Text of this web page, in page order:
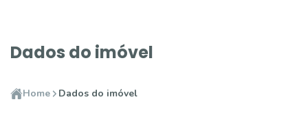
Dados do imóvel
Home Dados do imóvel